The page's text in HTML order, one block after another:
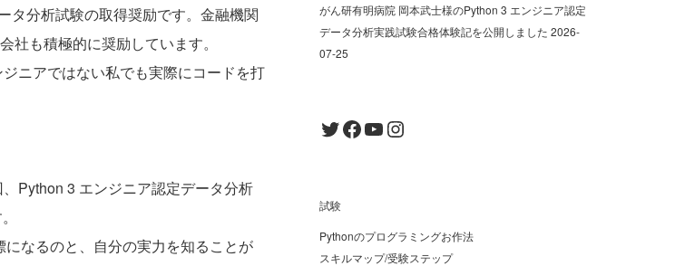
タ分析試験の取得奨励です。金融機関
も積極的に奨励しています。
ニアではない私でも実際にコードを打
Python 3 エンジニア認定データ分析
なるのと、自分の実力を知ることが
がん研有明病院 岡本武士様のPython 3 エンジニア認定
データ分析実践試験合格体験記を公開しました 2026-
07-25
Twitter
Facebook
YouTube
Instagram
試験
Pythonのプログラミングお作法
スキルマップ/受験ステップ